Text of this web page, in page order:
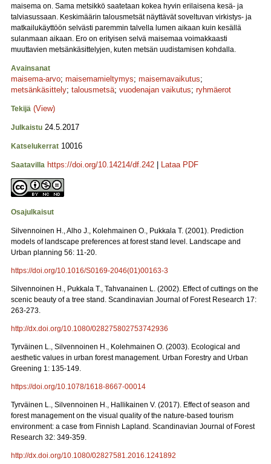
maisema on. Sama metsikkö saatetaan kokea hyvin erilaisena kesä- ja
talviasussaan. Keskimäärin talousmetsät näyttävät soveltuvan virkistys- ja
matkailukäyttöön selvästi paremmin talvella lumen aikaan kuin kesällä
sulanmaan aikaan. Ero on erityisen selvä maisemaa voimakkaasti
muuttavien metsänkäsittelyjen, kuten metsän uudistamisen kohdalla.
Avainsanat
maisema-arvo; maisemamieltymys; maisemavaikutus;
metsänkäsittely; talousmetsä; vuodenajan vaikutus; ryhmäerot
Tekijä (View)
Julkaistu 24.5.2017
Katselukerrat 10016
Saatavilla https://doi.org/10.14214/df.242 Lataa PDF
Osajulkaisut
Silvennoinen H., Alho J., Kolehmainen O., Pukkala T. (2001). Prediction
models of landscape preferences at forest stand level. Landscape and
Urban planning 56: 11-20.
https://doi.org/10.1016/S0169-2046(01)00163-3
Silvennoinen H., Pukkala T., Tahvanainen L. (2002). Effect of cuttings on the
scenic beauty of a tree stand. Scandinavian Journal of Forest Research 17:
263-273.
http://dx.doi.org/10.1080/028275802753742936
Tyrväinen L., Silvennoinen H., Kolehmainen O. (2003). Ecological and
aesthetic values in urban forest management. Urban Forestry and Urban
Greening 1: 135-149.
https://doi.org/10.1078/1618-8667-00014
Tyrväinen L., Silvennoinen H., Hallikainen V. (2017). Effect of season and
forest management on the visual quality of the nature-based tourism
environment: a case from Finnish Lapland. Scandinavian Journal of Forest
Research 32: 349-359.
http://dx.doi.org/10.1080/02827581.2016.1241892